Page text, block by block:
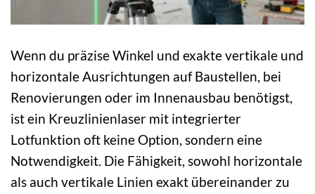
Wenn du präzise Winkel und exakte vertikale und
horizontale Ausrichtungen auf Baustellen, bei
Renovierungen oder im Innenausbau benötigst,
ist ein Kreuzlinienlaser mit integrierter
Lotfunktion oft keine Option, sondern eine
Notwendigkeit. Die Fähigkeit, sowohl horizontale
als auch vertikale Linien exakt übereinander zu